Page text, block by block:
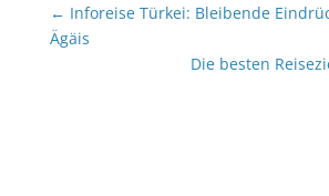
← Inforeise Türkei: Bleibende
Ägäis
Die besten